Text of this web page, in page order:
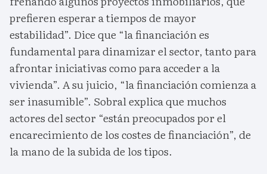
prefieren esperar a tiempos de mayor
estabilidad”. Dice que “la financiación es
fundamental para dinamizar el sector, tanto para
afrontar iniciativas como para acceder a la
vivienda”. A su juicio, “la financiación comienza a
ser inasumible”. Sobral explica que muchos
actores del sector “están preocupados por el
encarecimiento de los costes de financiación”, de
la mano de la subida de los tipos.